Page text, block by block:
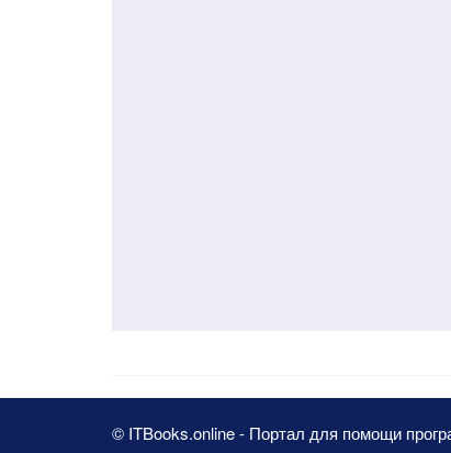
© ITBooks.online - Портал для помощи